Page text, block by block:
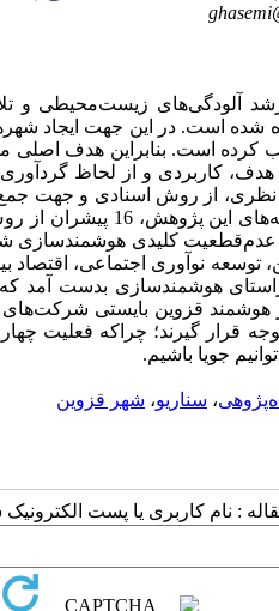
آلودگی‌های زیست‌محیطی و
است. در این جهت ایجاد
است. بنابراین هدف اصلی
کاربردی و از لحاظ
از روش اسنادی و جهت
مطابق یافته‌های
عدم‌قطعیت‌ کلیدی هوشمندسازی
نوآوری اجتماعی، اقتصاد
در راستای هوشمندسازی
قزوین بایستی شرکت‌های
قرار گیرند؛ چراکه فعلیت
جویا باشیم.
، سناریو، شهر قزوین
: نام کاربری یا پست